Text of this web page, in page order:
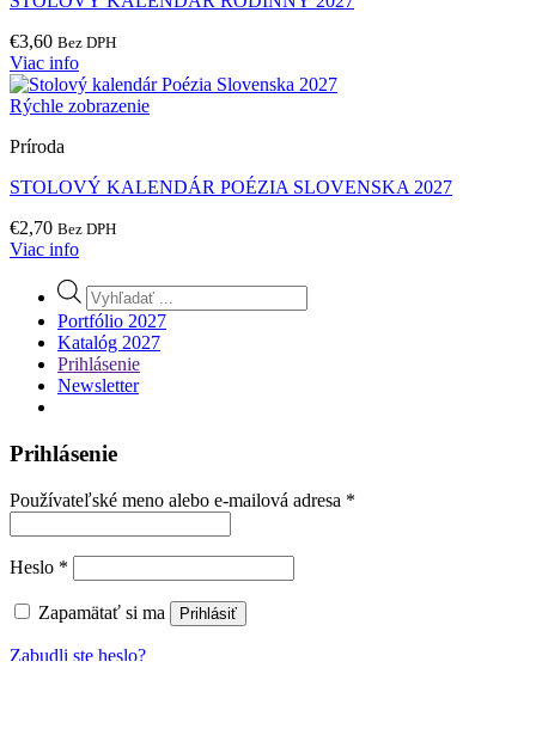
€3,60 Bez DPH
Viac info
Rýchle zobrazenie
Príroda
STOLOVÝ KALENDÁR POÉZIA SLOVENSKA 2027
€2,70 Bez DPH
Viac info
Products
search
Portfólio 2027
Katalóg 2027
Prihlásenie
Newsletter
Prihlásenie
Používateľské meno alebo e-mailová adresa *
Heslo *
Zapamätať si ma Prihlásiť
Zabudli ste heslo?